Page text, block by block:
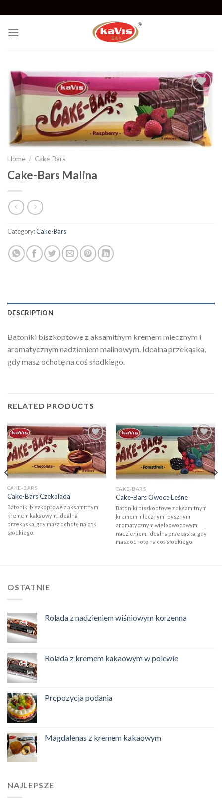
to
content
Add to
wishlist
Home / Cake-Bars
Cake-Bars Malina
Category:Cake-Bars
DESCRIPTION
Batoniki biszkoptowe z aksamitnym kremem mlecznym i
aromatycznym nadzieniem malinowym. Idealna przekąska,
gdy masz ochotę na coś słodkiego.
RELATED PRODUCTS
Add to
wishlist
CAKE-BARS
Cake-Bars Czekolada
Batoniki biszkoptowe z aksamitnym
kremem kakaowym. Idealna
przekąska, gdy masz ochotę na coś
słodkiego.
Add to
wishlist
CAKE-BARS
Cake-Bars Owoce Leśne
Batoniki biszkoptowe z aksamitnym
kremem mlecznym i pysznym
aromatycznym wieloowocowym
nadzieniem. Idealna przekąska, gdy
masz ochotę na coś słodkiego.
OSTATNIE
Rolada z nadzieniem wiśniowym korzenna
Rolada z kremem kakaowym w polewie
Propozycja podania
Magdalenas z kremem kakaowym
NAJLEPSZE